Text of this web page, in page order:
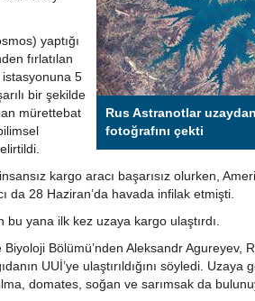
Rus Astranotlar
fotoğrafını çekti
yaptığı
fırlatılan
istasyonuna 5
bir şekilde
mürettebat
kargo aracı başarısız olurken,
da 28 Haziran’da havada infilak etmişti.
bu yana ilk kez uzaya kargo ulaştırdı.
Bölümü’nden Aleksandr Agureyev,
UUİ’ye ulaştırıldığını söyledi. Uzaya
domates, soğan ve sarımsak da